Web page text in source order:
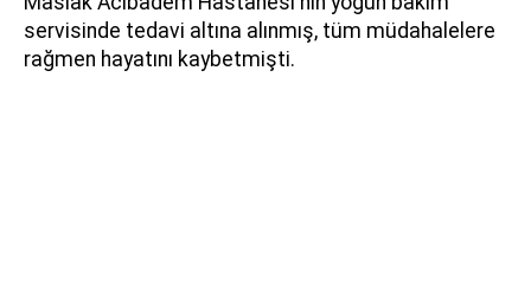
servisinde tedavi altına alınmış, tüm müdahalelere
rağmen hayatını kaybetmişti.